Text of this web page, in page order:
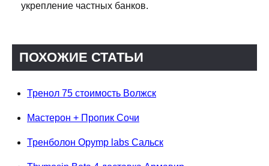
укрепление частных банков.
ПОХОЖИЕ СТАТЬИ
Тренол 75 стоимость Волжск
Мастерон + Пропик Сочи
Тренболон Opymp labs Сальск